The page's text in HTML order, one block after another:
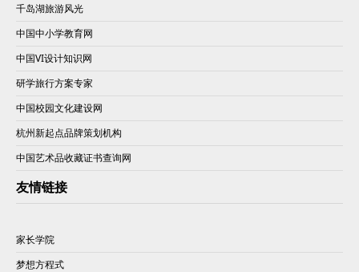
千岛湖旅游风光
中国中小学教育网
中国VI设计知识网
研学旅行方案专家
中国校园文化建设网
杭州新起点品牌策划机构
中国艺术品收藏证书查询网
友情链接
家长学院
梦想方程式